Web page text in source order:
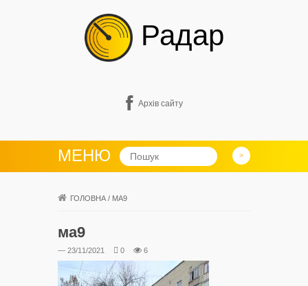
Радар
Архів сайту
МЕНЮ
ГОЛОВНА / МА9
ма9
— 23/11/2021 0 6